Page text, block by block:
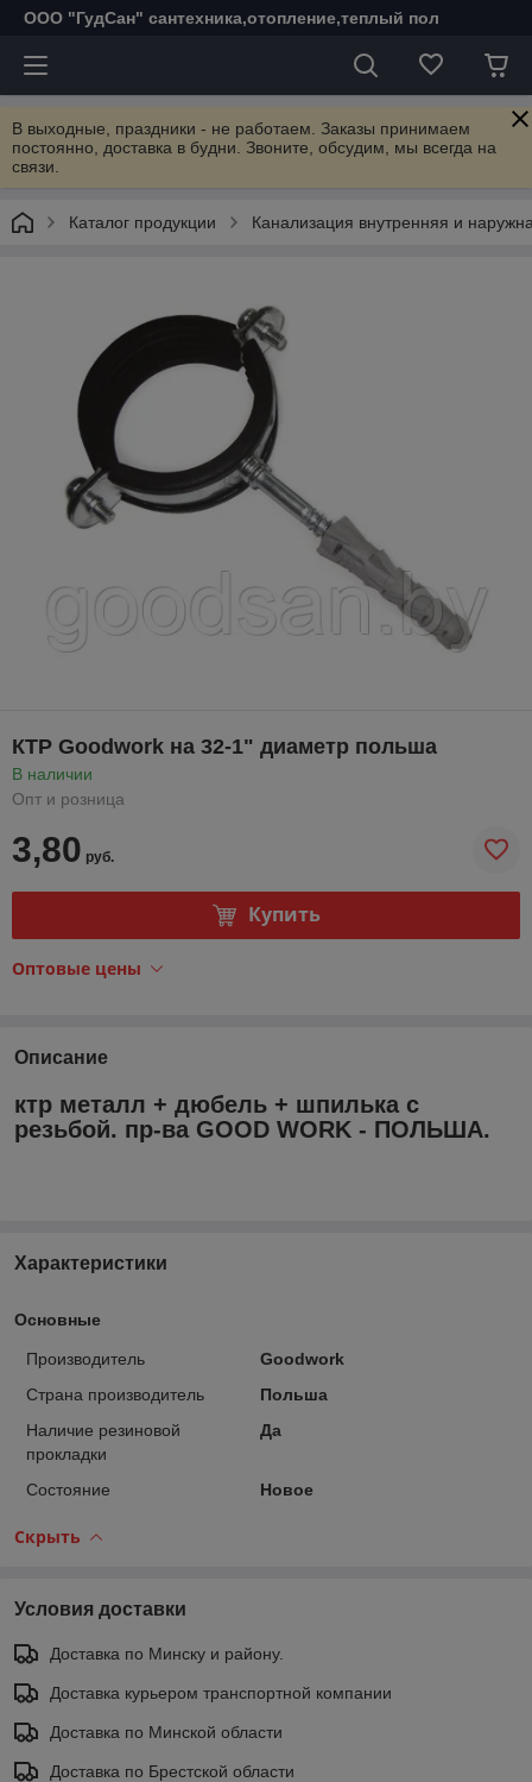
ООО "ГудСан" сантехника,отопление,теплый пол
В выходные, праздники - не работаем. Заказы принимаем
постоянно, доставка в будни. Звоните, обсудим, мы всегда на
связи.
Каталог продукции Канализация внутренняя и
КТР Goodwork на 32-1" диаметр польша
В наличии
Опт и розница
3,80 руб.
Купить
Оптовые цены
Описание
ктр металл + дюбель + шпилька с
резьбой. пр-ва GOOD WORK - ПОЛЬША.
Характеристики
Основные
Производитель
Goodwork
Страна производитель
Польша
Наличие резиновой
прокладки
Да
Состояние Новое
Скрыть
Условия доставки
Доставка по Минску и району.
Доставка курьером транспортной компании
Доставка по Минской области
Доставка по Брестской области